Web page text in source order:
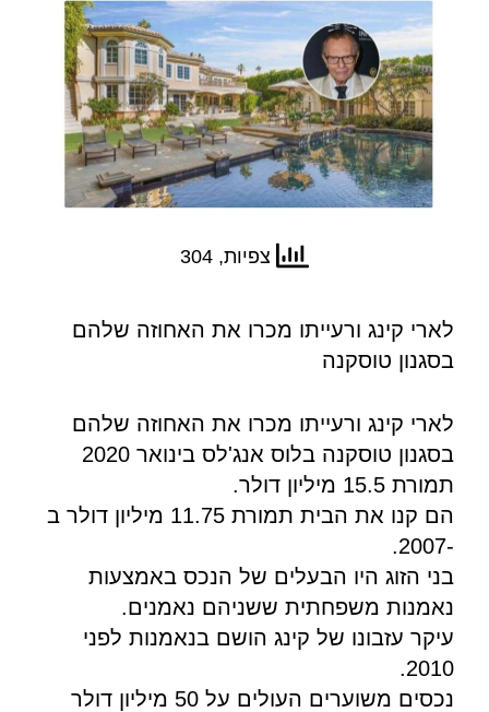
צפיות, 304
לארי קינג ורעייתו מכרו את האחוזה שלהם
בסגנון טוסקנה
לארי קינג ורעייתו מכרו את האחוזה שלהם
בסגנון טוסקנה בלוס אנג'לס בינואר 2020
תמורת 15.5 מיליון דולר.
הם קנו את הבית תמורת 11.75 מיליון דולר ב
-2007.
בני הזוג היו הבעלים של הנכס באמצעות
נאמנות משפחתית ששניהם נאמנים.
עיקר עזבונו של קינג הושם בנאמנות לפני
2010.
נכסים משוערים העולים על 50 מיליון דולר